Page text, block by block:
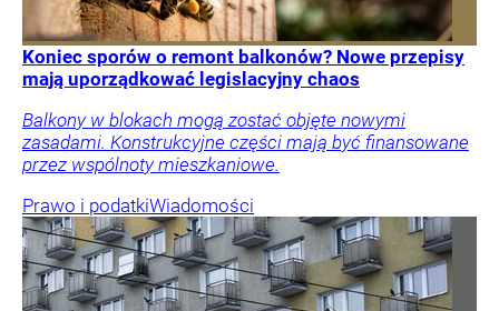
Koniec sporów o remont balkonów? Nowe przepisy
mają uporządkować legislacyjny chaos
Balkony w blokach mogą zostać objęte nowymi
zasadami. Konstrukcyjne części mają być finansowane
przez wspólnoty mieszkaniowe.
Prawo i podatkiWiadomości